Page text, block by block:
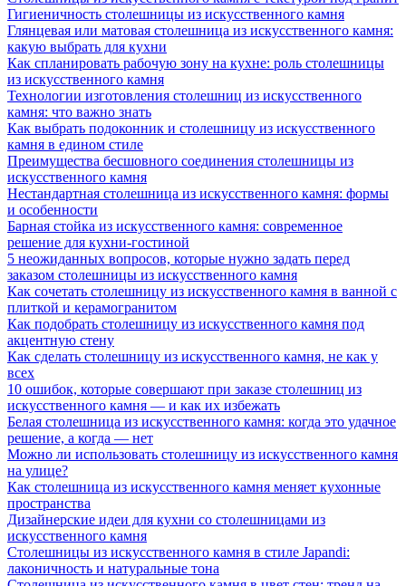
Гигиеничность столешницы из искусственного камня
Глянцевая или матовая столешница из искусственного камня:
какую выбрать для кухни
Как спланировать рабочую зону на кухне: роль столешницы
из искусственного камня
Технологии изготовления столешниц из искусственного
камня: что важно знать
Как выбрать подоконник и столешницу из искусственного
камня в едином стиле
Преимущества бесшовного соединения столешницы из
искусственного камня
Нестандартная столешница из искусственного камня: формы
и особенности
Барная стойка из искусственного камня: современное
решение для кухни-гостиной
5 неожиданных вопросов, которые нужно задать перед
заказом столешницы из искусственного камня
Как сочетать столешницу из искусственного камня в ванной с
плиткой и керамогранитом
Как подобрать столешницу из искусственного камня под
акцентную стену
Как сделать столешницу из искусственного камня, не как у
всех
10 ошибок, которые совершают при заказе столешниц из
искусственного камня — и как их избежать
Белая столешница из искусственного камня: когда это удачное
решение, а когда — нет
Можно ли использовать столешницу из искусственного камня
на улице?
Как столешница из искусственного камня меняет кухонные
пространства
Дизайнерские идеи для кухни со столешницами из
искусственного камня
Столешницы из искусственного камня в стиле Japandi:
лаконичность и натуральные тона